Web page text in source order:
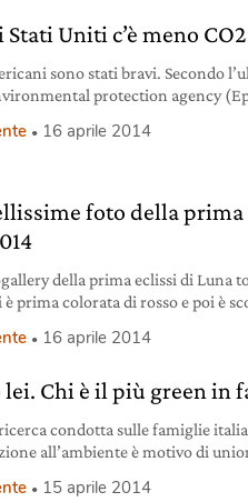
Ora è ricoverato
Stati Uniti c’è meno CO2
sono stati bravi. Secondo
protection agency
di gas serra, infatti, gli Stati
16 aprile 2014
foto della
della prima eclissi di Luna
è prima colorata di rosso e poi è
16 aprile 2014
lei. Chi è il più green in
condotta sulle famiglie
all’ambiente è motivo di
15 aprile 2014